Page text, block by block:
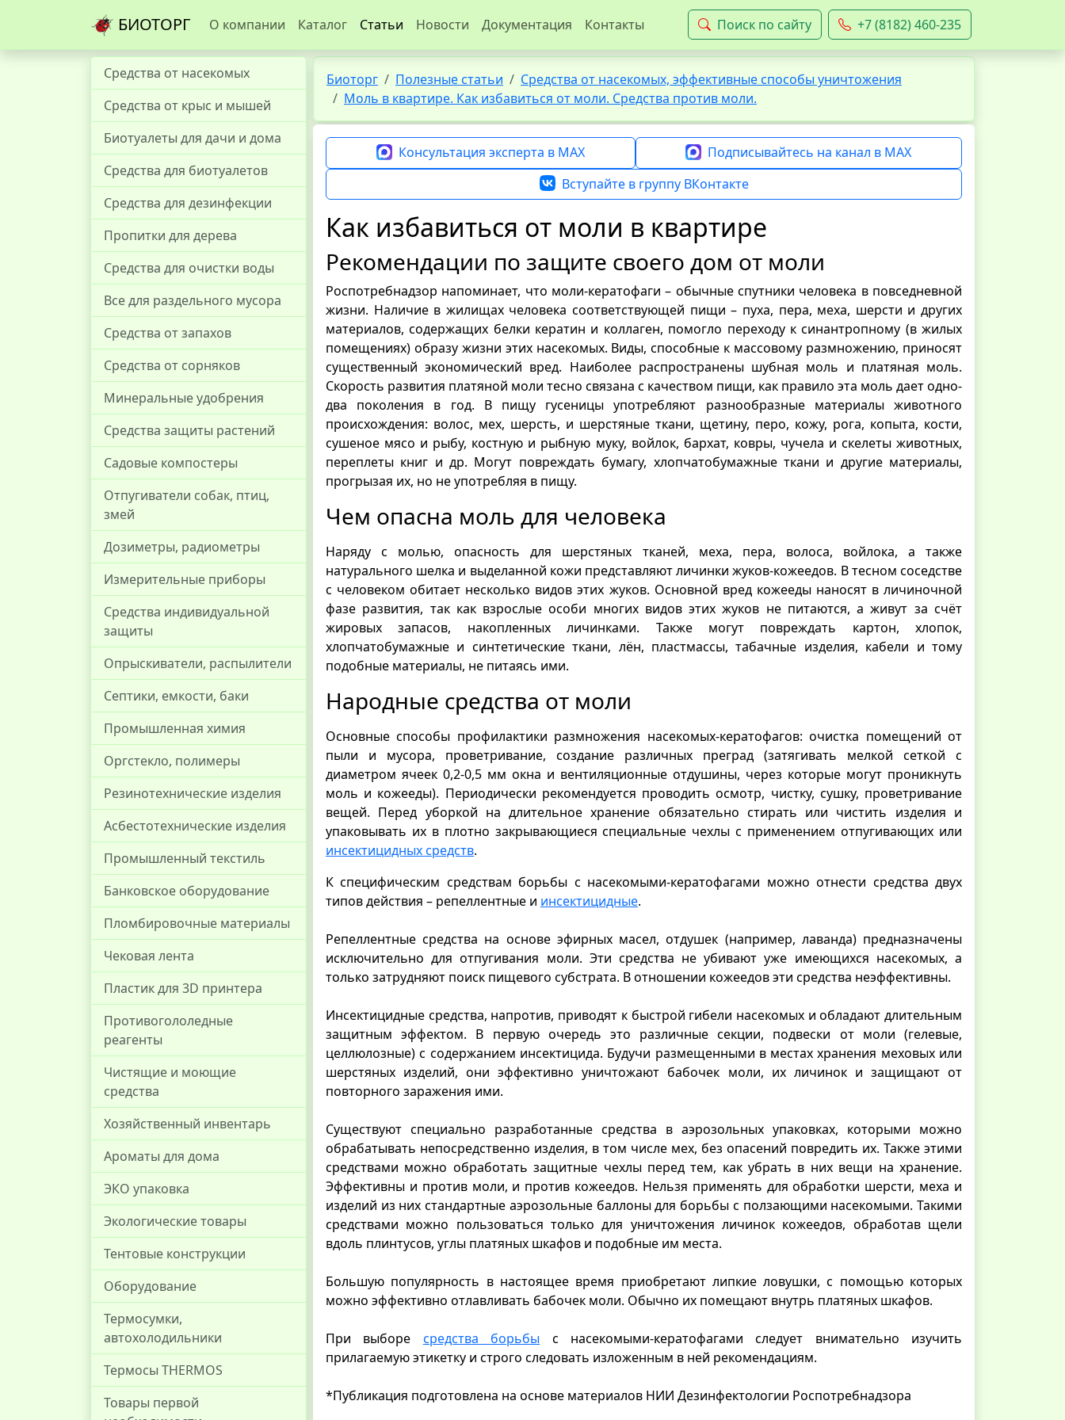
БИОТОРГ О компании Каталог Статьи Новости Документация Контакты Поиск по сайту +7 (8182) 460-235
Средства от насекомых
Средства от крыс и мышей
Биотуалеты для дачи и дома
Средства для биотуалетов
Средства для дезинфекции
Пропитки для дерева
Средства для очистки воды
Все для раздельного мусора
Средства от запахов
Средства от сорняков
Минеральные удобрения
Средства защиты растений
Садовые компостеры
Отпугиватели собак, птиц,
змей
Дозиметры, радиометры
Измерительные приборы
Средства индивидуальной
защиты
Опрыскиватели, распылители
Септики, емкости, баки
Промышленная химия
Оргстекло, полимеры
Резинотехнические изделия
Асбестотехнические изделия
Промышленный текстиль
Банковское оборудование
Пломбировочные материалы
Чековая лента
Пластик для 3D принтера
Противогололедные
реагенты
Чистящие и моющие
средства
Хозяйственный инвентарь
Ароматы для дома
ЭКО упаковка
Экологические товары
Тентовые конструкции
Оборудование
Термосумки,
автохолодильники
Термосы THERMOS
Товары первой
Биоторг Полезные статьи
Средства от насекомых, эффективные способы уничтожения
Моль в квартире. Как избавиться от моли. Средства против моли.
Консультация эксперта в MAX
Подписывайтесь на канал в MAX
Вступайте в группу ВКонтакте
Как избавиться от моли в квартире
Рекомендации по защите своего дом от моли
Роспотребнадзор напоминает, что моли-кератофаги – обычные спутники человека в повседневной
жизни. Наличие в жилищах человека соответствующей пищи – пуха, пера, меха, шерсти и других
материалов, содержащих белки кератин и коллаген, помогло переходу к синантропному (в жилых
помещениях) образу жизни этих насекомых. Виды, способные к массовому размножению, приносят
существенный экономический вред. Наиболее распространены шубная моль и платяная моль.
Скорость развития платяной моли тесно связана с качеством пищи, как правило эта моль дает одно-
два поколения в год. В пищу гусеницы употребляют разнообразные материалы животного
происхождения: волос, мех, шерсть, и шерстяные ткани, щетину, перо, кожу, рога, копыта, кости,
сушеное мясо и рыбу, костную и рыбную муку, войлок, бархат, ковры, чучела и скелеты животных,
переплеты книг и др. Могут повреждать бумагу, хлопчатобумажные ткани и другие материалы,
прогрызая их, но не употребляя в пищу.
Чем опасна моль для человека
Наряду с молью, опасность для шерстяных тканей, меха, пера, волоса, войлока, а также
натурального шелка и выделанной кожи представляют личинки жуков-кожеедов. В тесном соседстве
с человеком обитает несколько видов этих жуков. Основной вред кожееды наносят в личиночной
фазе развития, так как взрослые особи многих видов этих жуков не питаются, а живут за счёт
жировых запасов, накопленных личинками. Также могут повреждать картон, хлопок,
хлопчатобумажные и синтетические ткани, лён, пластмассы, табачные изделия, кабели и тому
подобные материалы, не питаясь ими.
Народные средства от моли
Основные способы профилактики размножения насекомых-кератофагов: очистка помещений от
пыли и мусора, проветривание, создание различных преград (затягивать мелкой сеткой с
диаметром ячеек 0,2-0,5 мм окна и вентиляционные отдушины, через которые могут проникнуть
моль и кожееды). Периодически рекомендуется проводить осмотр, чистку, сушку, проветривание
вещей. Перед уборкой на длительное хранение обязательно стирать или чистить изделия и
упаковывать их в плотно закрывающиеся специальные чехлы с применением отпугивающих или
инсектицидных средств.
К специфическим средствам борьбы с насекомыми-кератофагами можно отнести средства двух
типов действия – репеллентные и инсектицидные.
Репеллентные средства на основе эфирных масел, отдушек (например, лаванда) предназначены
исключительно для отпугивания моли. Эти средства не убивают уже имеющихся насекомых, а
только затрудняют поиск пищевого субстрата. В отношении кожеедов эти средства неэффективны.
Инсектицидные средства, напротив, приводят к быстрой гибели насекомых и обладают длительным
защитным эффектом. В первую очередь это различные секции, подвески от моли (гелевые,
целлюлозные) с содержанием инсектицида. Будучи размещенными в местах хранения меховых или
шерстяных изделий, они эффективно уничтожают бабочек моли, их личинок и защищают от
повторного заражения ими.
Существуют специально разработанные средства в аэрозольных упаковках, которыми можно
обрабатывать непосредственно изделия, в том числе мех, без опасений повредить их. Также этими
средствами можно обработать защитные чехлы перед тем, как убрать в них вещи на хранение.
Эффективны и против моли, и против кожеедов. Нельзя применять для обработки шерсти, меха и
изделий из них стандартные аэрозольные баллоны для борьбы с ползающими насекомыми. Такими
средствами можно пользоваться только для уничтожения личинок кожеедов, обработав щели
вдоль плинтусов, углы платяных шкафов и подобные им места.
Большую популярность в настоящее время приобретают липкие ловушки, с помощью которых
можно эффективно отлавливать бабочек моли. Обычно их помещают внутрь платяных шкафов.
При выборе средства борьбы с насекомыми-кератофагами следует внимательно изучить
прилагаемую этикетку и строго следовать изложенным в ней рекомендациям.
*Публикация подготовлена на основе материалов НИИ Дезинфектологии Роспотребнадзора